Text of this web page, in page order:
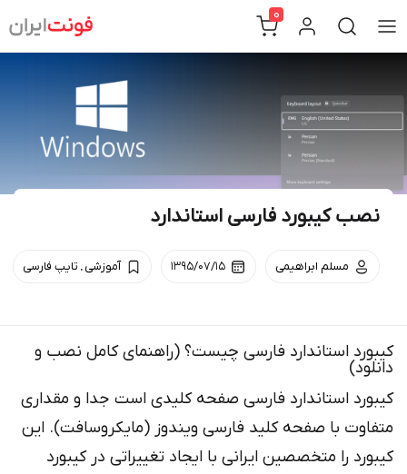
to
content
0
نصب کیبورد فارسی استاندارد
مسلم ابراهیمی ۱۳۹۵/۰۷/۱۵ آموزشی. تایپ فارسی
کیبورد استاندارد فارسی چیست؟ (راهنمای کامل نصب و
دانلود)
کیبورد استاندارد فارسی صفحه کلیدی است جدا و مقداری
متفاوت با صفحه کلید فارسی ویندوز (مایکروسافت). این
کیبورد را متخصصین ایرانی با ایجاد تغییراتی در کیبورد